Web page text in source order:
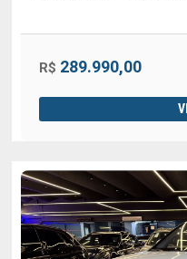
R$ 289.990,00